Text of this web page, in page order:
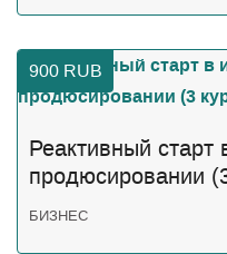
900 RUB
Реактивный
продюсировании
БИЗНЕС